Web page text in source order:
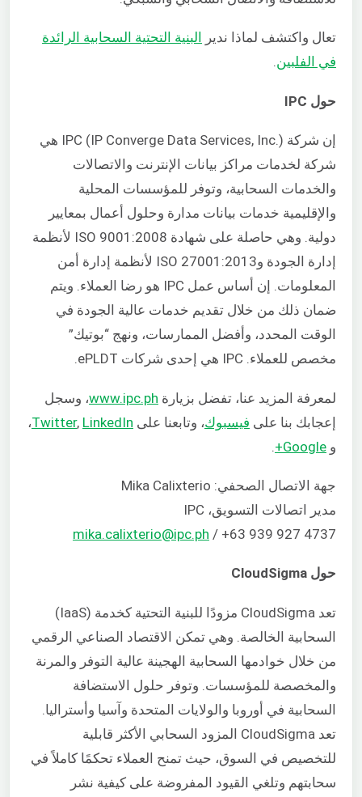
تعال واكتشف لماذا ندير
البنية التحتية السحابية الرائدة
في الفلبين.
حول IPC
إن شركة IPC (IP Converge Data Services, Inc.) هي
شركة لخدمات مراكز بيانات الإنترنت والاتصالات
والخدمات السحابية، وتوفر للمؤسسات المحلية
والإقليمية خدمات بيانات مدارة وحلول أعمال بمعايير
دولية. وهي حاصلة على شهادة ISO 9001:2008 لأنظمة
إدارة الجودة وISO 27001:2013 لأنظمة إدارة أمن
المعلومات. إن أساس عمل IPC هو رضا العملاء. ويتم
ضمان ذلك من خلال تقديم خدمات عالية الجودة في
الوقت المحدد، وأفضل الممارسات، ونهج “بوتيك”
مخصص للعملاء. IPC هي إحدى شركات ePLDT.
لمعرفة المزيد عنا، تفضل بزيارة www.ipc.ph، وسجل
إعجابك بنا على فيسبوك، وتابعنا على Twitter, LinkedIn
،
و Google+
جهة الاتصال الصحفي: Mika Calixterio
مدير اتصالات التسويق، IPC
mika.calixterio@ipc.ph / +63 939 927 4737
حول CloudSigma
تعد CloudSigma مزودًا للبنية التحتية كخدمة (IaaS)
السحابية الخالصة. وهي تمكن الاقتصاد الصناعي الرقمي
من خلال خوادمها السحابية الهجينة عالية التوفر والمرنة
والمخصصة للمؤسسات. وتوفر حلول الاستضافة
السحابية في أوروبا والولايات المتحدة وآسيا وأستراليا.
تعد CloudSigma المزود السحابي الأكثر قابلية
للتخصيص في السوق، حيث تمنح العملاء تحكمًا كاملاً في
سحابتهم وتلغي القيود المفروضة على كيفية نشر